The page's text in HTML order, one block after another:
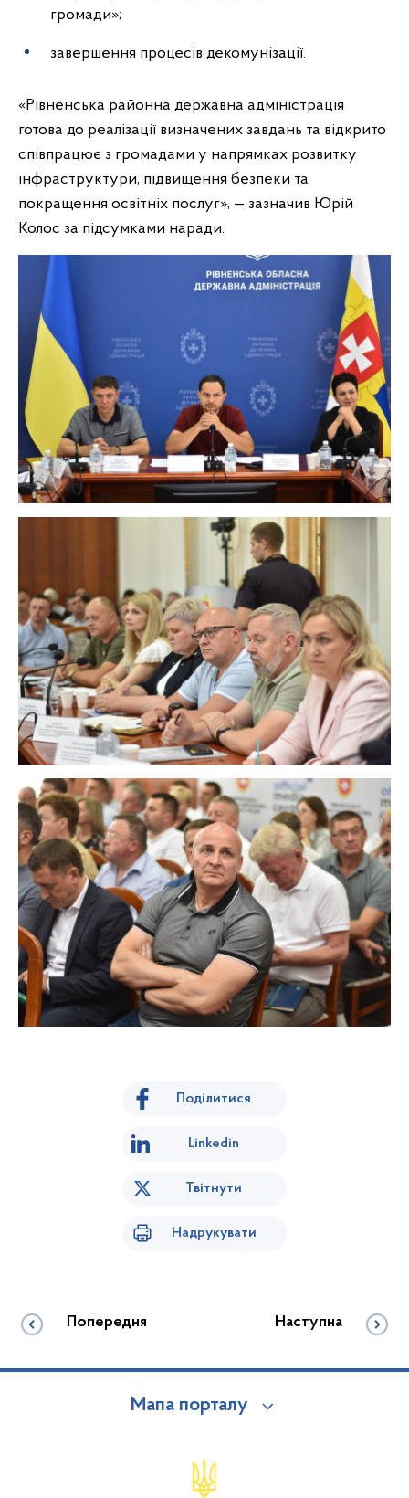
громади»;
завершення процесів декомунізації.
«Рівненська районна державна адміністрація
готова до реалізації визначених завдань та відкрито
співпрацює з громадами у напрямках розвитку
інфраструктури, підвищення безпеки та
покращення освітніх послуг», — зазначив Юрій
Колос за підсумками наради.
Поділитися
Linkedin
Твітнути
Надрукувати
Попередня Наступна
Мапа порталу